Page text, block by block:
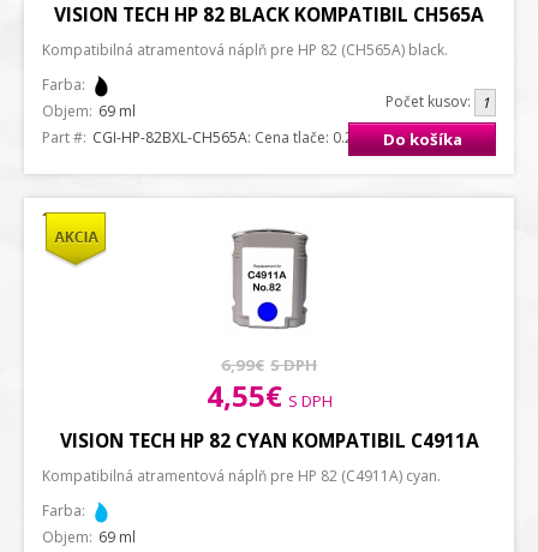
Počet kusov:
Do košíka
VISION TECH HP 82 BLACK KOMPATIBIL CH565A
Kompatibilná atramentová náplň pre HP 82 (CH565A) black.
Farba:
Objem: 69 ml
Part #: CGI-HP-82BXL-CH565A: Cena tlače: 0.20 ct. / strana A4
6,99€ S DPH
4,55€ S DPH
VISION TECH HP 82 CYAN KOMPATIBIL C4911A
Kompatibilná atramentová náplň pre HP 82 (C4911A) cyan.
Farba:
Objem: 69 ml